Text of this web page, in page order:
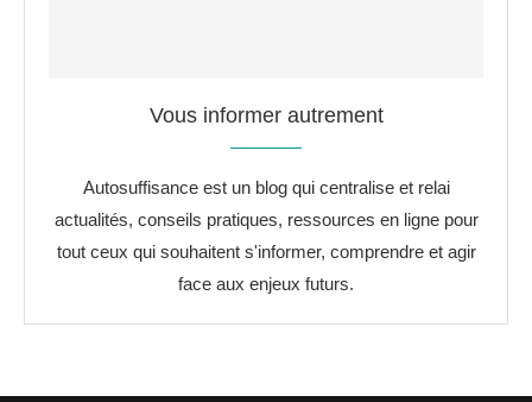
Vous informer autrement
Autosuffisance est un blog qui centralise et relai
actualités, conseils pratiques, ressources en ligne pour
tout ceux qui souhaitent s'informer, comprendre et agir
face aux enjeux futurs.